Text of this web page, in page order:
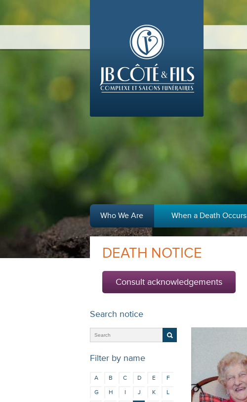
Who We Are When a Death Occurs
DEATH NOTICE
Consult acknowledgements
Search notice
Filter by name
A B C D E
F
G
H I J K
L